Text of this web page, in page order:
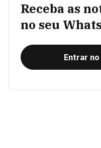
Receba as
no seu
Entrar